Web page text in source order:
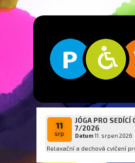
11
srp
JÓGA PRO SEDÍCÍ
7/2026
Datum11. srpen 2026
Relaxační a dechová cvičení